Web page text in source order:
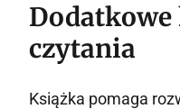
czytania
Książka pomaga